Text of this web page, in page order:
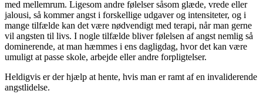
med mellemrum. Ligesom andre følelser såsom glæde, vrede eller
jalousi, så kommer angst i forskellige udgaver og intensiteter, og i
mange tilfælde kan det være nødvendigt med terapi, når man gerne
vil angsten til livs. I nogle tilfælde bliver følelsen af angst nemlig så
dominerende, at man hæmmes i ens dagligdag, hvor det kan være
umuligt at passe skole, arbejde eller andre forpligtelser.
Heldigvis er der hjælp at hente, hvis man er ramt af en invaliderende
angstlidelse.